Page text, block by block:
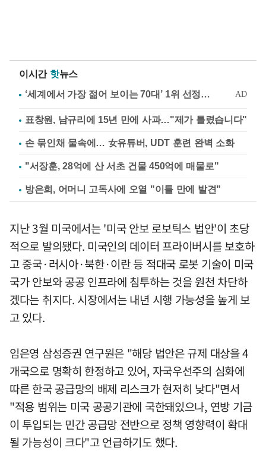
이시간 핫뉴스
표창원, 남규리에 15년 만에 사과…"제가 틀렸습니다"
손 묶인채 물속에… 女유튜버, UDT 훈련 완벽 소화
"서장훈, 28억에 산 서초 건물 450억에 매물로"
방은희, 어머니 고독사에 오열 "이틀 만에 발견"
지난 3월 미국에서는 '미국 안보 로보틱스 법안'이 초당
적으로 발의됐다. 미국인의 데이터 프라이버시를 보호하
고 중국·러시아·북한·이란 등 적대국 로봇 기술이 미국
국가 안보와 공공 인프라에 침투하는 것을 원천 차단하
겠다는 취지다. 시장에서는 내년 시행 가능성을 높게 보
고 있다.
임은영 삼성증권 연구원은 "해당 법안은 규제 대상을 4
개국으로 명확히 한정하고 있어, 자국우선주의 심화에
따른 한국 공급망의 배제 리스크가 현저히 낮다"면서
"적용 범위는 미국 공공기관에 국한돼있으나, 연방 기금
이 투입되는 민간 공급망 전반으로 정책 영향력이 확대
될 가능성이 크다"고 언급하기도 했다.